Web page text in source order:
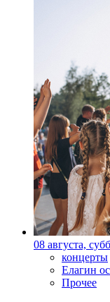
08 августа,
концерты
Елагин
Прочее